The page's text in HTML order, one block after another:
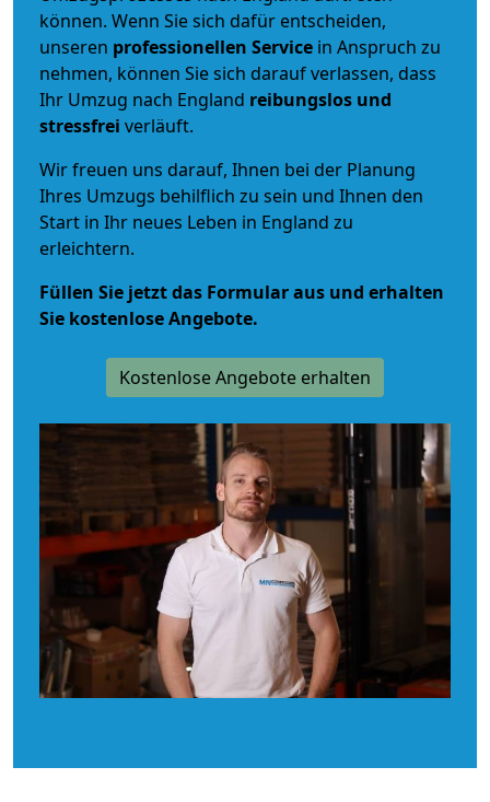
können. Wenn Sie sich dafür entscheiden,
unseren professionellen Service in Anspruch zu
nehmen, können Sie sich darauf verlassen, dass
Ihr Umzug nach England reibungslos und
stressfrei verläuft.
Wir freuen uns darauf, Ihnen bei der Planung
Ihres Umzugs behilflich zu sein und Ihnen den
Start in Ihr neues Leben in England zu
erleichtern.
Füllen Sie jetzt das Formular aus und erhalten
Sie kostenlose Angebote.
Kostenlose Angebote erhalten